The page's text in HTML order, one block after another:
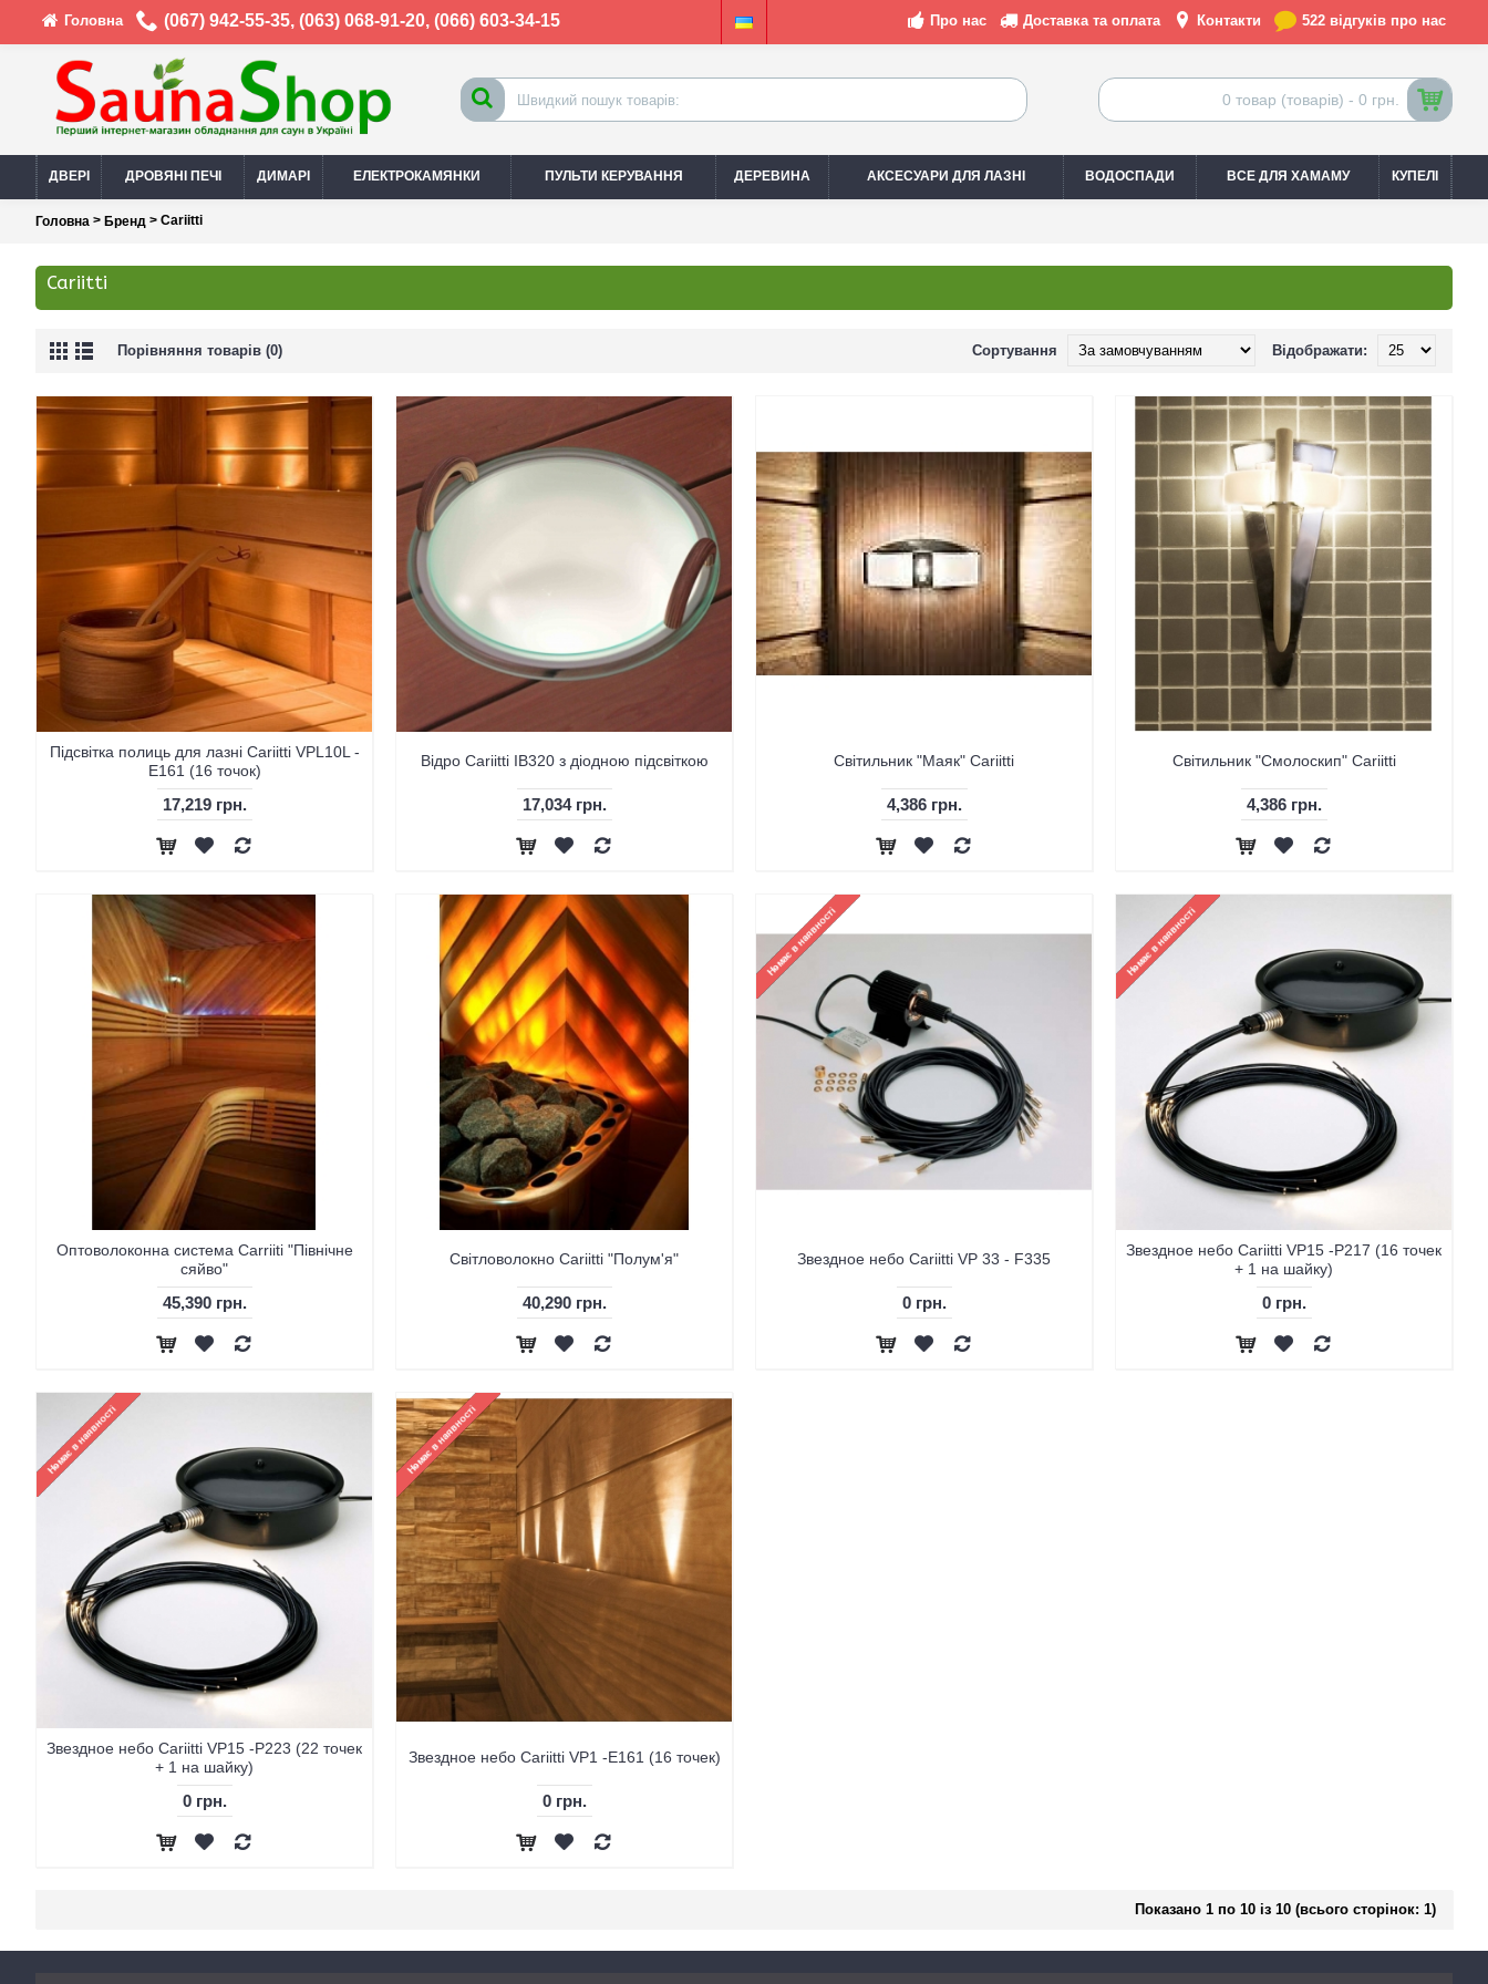
Головна (067) 942-55-35, (063) 068-91-20, (066) 603-34-15 Про нас Доставка та оплата Контакти 522 відгуків про нас
0 товар (товарів) - 0 грн.
ДВЕРІ ДРОВЯНІ ПЕЧІ ДИМАРІ ЕЛЕКТРОКАМЯНКИ ПУЛЬТИ КЕРУВАННЯ ДЕРЕВИНА АКСЕСУАРИ ДЛЯ ЛАЗНІ ВОДОСПАДИ ВСЕ ДЛЯ ХАМАМУ КУПЕЛІ
Головна > Бренд > Cariitti
Cariitti
Порівняння товарів (0) Відображати:
Сортування
Підсвітка полиць для лазні Cariitti VPL10L -
E161 (16 точок)
17,219 грн.
Відро Cariitti IB320 з діодною підсвіткою
17,034 грн.
Світильник "Маяк" Cariitti
4,386 грн.
Світильник "Смолоскип" Cariitti
4,386 грн.
Оптоволоконна система Carriiti "Північне
сяйво"
45,390 грн.
Світловолокно Cariitti "Полум'я"
40,290 грн.
Звездное небо Cariitti VP 33 - F335
0 грн.
Звездное небо Cariitti VP15 -P217 (16 точек
+ 1 на шайку)
0 грн.
Звездное небо Cariitti VP15 -P223 (22 точек
+ 1 на шайку)
0 грн.
Звездное небо Cariitti VP1 -E161 (16 точек)
0 грн.
Показано 1 по 10 із 10 (всього сторінок: 1)